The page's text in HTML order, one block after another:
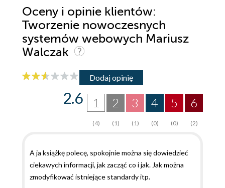
Oceny i opinie klientów:
Tworzenie nowoczesnych
systemów webowych Mariusz
Walczak
Dodaj opinię
6
(2)
5
(0)
4
(0)
3
(1)
2
(1)
1
(4)
2.6
A ja książkę polecę, spokojnie można się dowiedzieć
ciekawych informacji, jak zacząć co i jak. Jak można
zmodyfikować istniejące standardy itp.